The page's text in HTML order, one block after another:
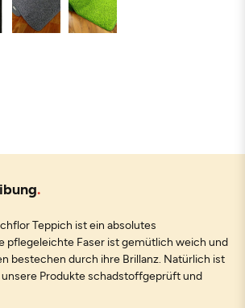
Teppich ist ein absolutes
pflegeleichte Faser ist gemütlich weich und
bestechen durch ihre Brillanz. Natürlich ist
unsere Produkte schadstoffgeprüft und